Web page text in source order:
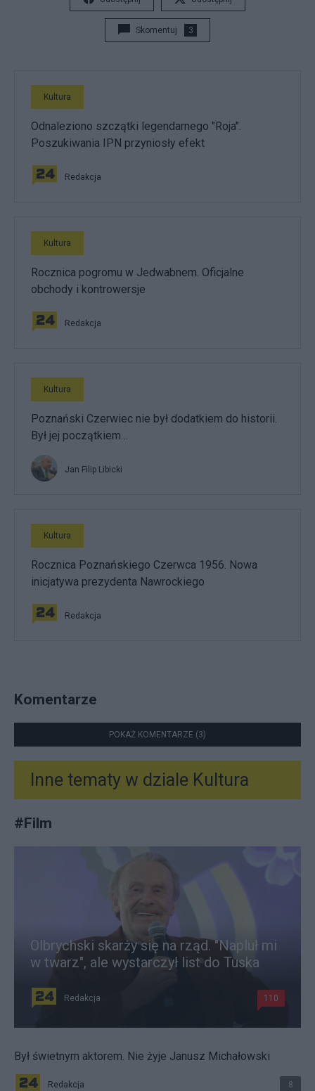
Skomentuj 3
Kultura
Odnaleziono szczątki legendarnego "Roja".
Poszukiwania IPN przyniosły efekt
Redakcja
Kultura
Rocznica pogromu w Jedwabnem. Oficjalne
obchody i kontrowersje
Redakcja
Kultura
Poznański Czerwiec nie był dodatkiem do historii.
Był jej początkiem…
Jan Filip Libicki
Kultura
Rocznica Poznańskiego Czerwca 1956. Nowa
inicjatywa prezydenta Nawrockiego
Redakcja
Komentarze
POKAŻ KOMENTARZE (3)
Inne tematy w dziale Kultura
#Film
Olbrychski skarży się na rząd. "Napluł mi
w twarz", ale wystarczył list do Tuska
Redakcja 110
Był świetnym aktorem. Nie żyje Janusz Michałowski
Redakcja 8